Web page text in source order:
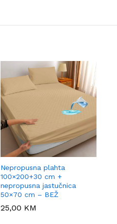
Nepropusna plahta
100×200+30 cm +
nepropusna jastučnica
50×70 cm – BEŽ
25,00 KM
25,00 KM